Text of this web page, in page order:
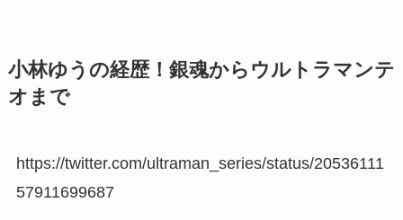
小林ゆうの経歴！銀魂からウルトラマンテ
オまで
https://twitter.com/ultraman_series/status/20536111
57911699687